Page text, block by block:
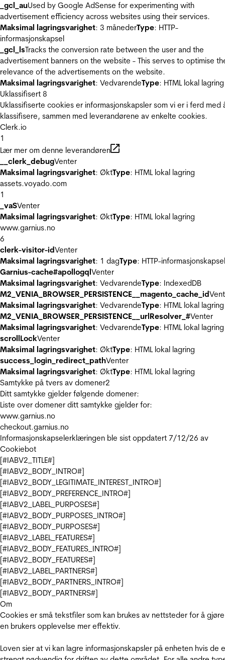
_gcl_auUsed by Google AdSense for experimenting with
advertisement efficiency across websites using their services.
Maksimal lagringsvarighet: 3 månederType: HTTP-
informasjonskapsel
_gcl_lsTracks the conversion rate between the user and the
advertisement banners on the website - This serves to optimise
relevance of the advertisements on the website.
Maksimal lagringsvarighet: VedvarendeType: HTML lokal lagring
Uklassifisert 8
Uklassifiserte cookies er informasjonskapsler som vi er i ferd med
klassifisere, sammen med leverandørene av enkelte cookies.
Clerk.io
1
Lær mer om denne leverandøren
__clerk_debugVenter
Maksimal lagringsvarighet: ØktType: HTML lokal lagring
assets.voyado.com
1
_vaSVenter
Maksimal lagringsvarighet: ØktType: HTML lokal lagring
www.garnius.no
6
clerk-visitor-idVenter
Maksimal lagringsvarighet: 1 dagType: HTTP-informasjonskapsel
Garnius-cache#apollogqlVenter
Maksimal lagringsvarighet: VedvarendeType: IndexedDB
M2_VENIA_BROWSER_PERSISTENCE__magento_cache_id
Maksimal lagringsvarighet: VedvarendeType: HTML lokal lagring
M2_VENIA_BROWSER_PERSISTENCE__urlResolver_#Venter
Maksimal lagringsvarighet: VedvarendeType: HTML lokal lagring
scrollLockVenter
Maksimal lagringsvarighet: ØktType: HTML lokal lagring
success_login_redirect_pathVenter
Maksimal lagringsvarighet: ØktType: HTML lokal lagring
Samtykke på tvers av domener2
Ditt samtykke gjelder følgende domener:
Liste over domener ditt samtykke gjelder for:
www.garnius.no
checkout.garnius.no
Informasjonskapselerklæringen ble sist oppdatert 7/12/26 av
Cookiebot
[#IABV2_TITLE#]
[#IABV2_BODY_INTRO#]
[#IABV2_BODY_LEGITIMATE_INTEREST_INTRO#]
[#IABV2_BODY_PREFERENCE_INTRO#]
[#IABV2_LABEL_PURPOSES#]
[#IABV2_BODY_PURPOSES_INTRO#]
[#IABV2_BODY_PURPOSES#]
[#IABV2_LABEL_FEATURES#]
[#IABV2_BODY_FEATURES_INTRO#]
[#IABV2_BODY_FEATURES#]
[#IABV2_LABEL_PARTNERS#]
[#IABV2_BODY_PARTNERS_INTRO#]
[#IABV2_BODY_PARTNERS#]
Om
Cookies er små tekstfiler som kan brukes av nettsteder for å gjøre
en brukers opplevelse mer effektiv.
Loven sier at vi kan lagre informasjonskapsler på enheten hvis de